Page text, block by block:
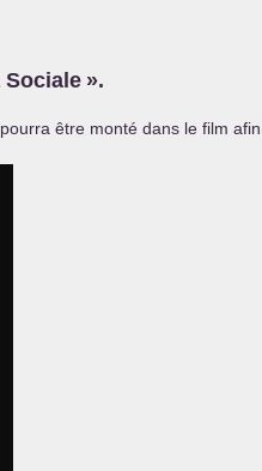
Sociale ».
être monté dans le film afin